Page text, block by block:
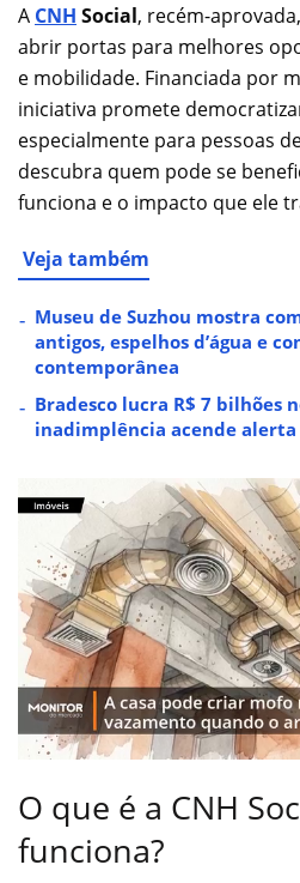
A CNH Social, recém-
abrir portas para melhores
e mobilidade. Financiada por
iniciativa promete
especialmente para pessoas
descubra quem pode se
funciona e o impacto que ele
Veja também
Museu de Suzhou mostra
antigos, espelhos d’água e
contemporânea
Bradesco lucra R$ 7 bilhões
inadimplência acende alerta
O que é a CNH
funciona?